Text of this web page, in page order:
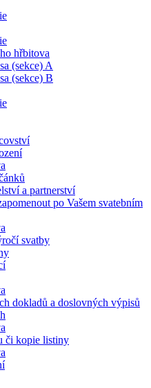
hřbitova
(sekce) A
(sekce) B
a partnerství
po Vašem svatebním
svatby
dokladů a doslovných výpisů
či kopie listiny